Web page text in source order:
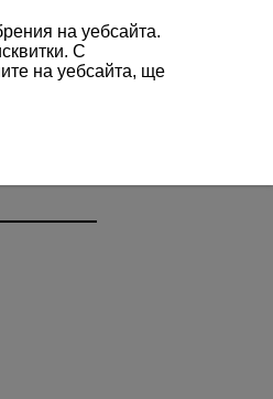
на уебсайта.
С
на уебсайта, ще